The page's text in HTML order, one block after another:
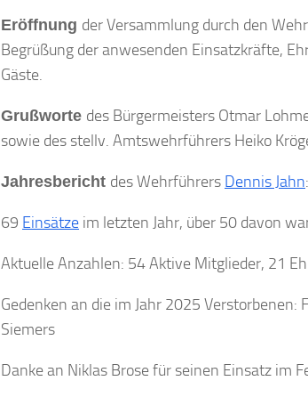
Eröffnung der Versammlung durch den
Begrüßung der anwesenden Einsatzkräfte,
Gäste.
Grußworte des Bürgermeisters Otmar
sowie des stellv. Amtswehrführers Heiko
Jahresbericht des Wehrführers Dennis Jahn:
69 Einsätze im letzten Jahr, über 50 davon
Aktuelle Anzahlen: 54 Aktive Mitglieder, 21
Gedenken an die im Jahr 2025 Verstorbenen:
Siemers
Danke an Niklas Brose für seinen Einsatz im